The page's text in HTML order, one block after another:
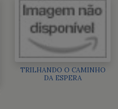
TRILHANDO O CAMINHO
DA ESPERA